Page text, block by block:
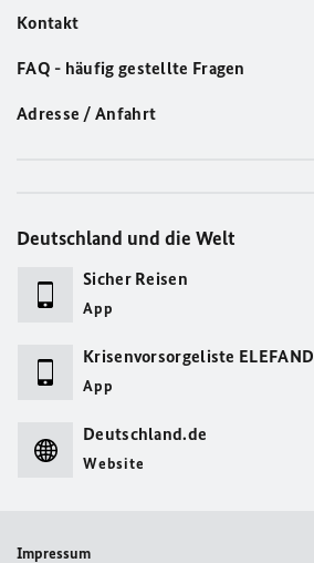
Kontakt
FAQ - häufig gestellte Fragen
Adresse / Anfahrt
Deutschland und die Welt
Sicher Reisen
App
Krisenvorsorgeliste ELEFAND
App
Deutschland.de
Website
Impressum